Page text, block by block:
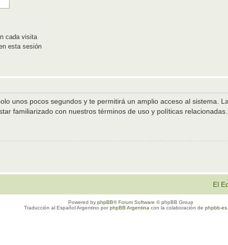
cada visita
esta sesión
unos pocos segundos y te permitirá un amplio acceso al sistema.
familiarizado con nuestros términos de uso y políticas
El
Powered by phpBB® Forum Software © phpBB Group
Traducción al Español Argentino porphpBB Argentinacon la colaboración de phpbb-